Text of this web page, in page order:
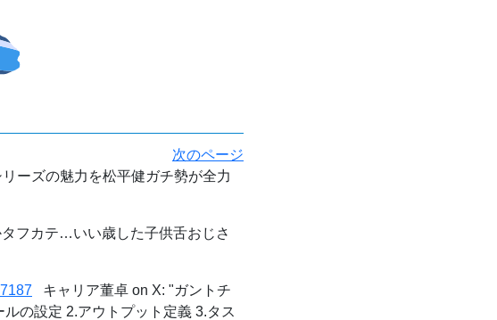
次のページ
ーズの魅力を松平健ガチ勢が全力
フカテ…いい歳した子供舌おじさ
キャリア董卓 on X: "ガントチ
の設定 2.アウトプット定義 3.タス